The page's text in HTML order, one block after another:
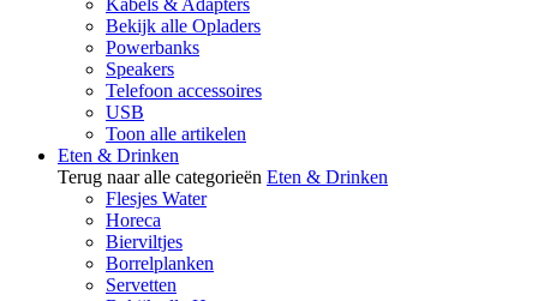
Kabels & Adapters
Bekijk alle Opladers
Powerbanks
Speakers
Telefoon accessoires
USB
Toon alle artikelen
Eten & Drinken
Terug naar alle categorieën Eten & Drinken
Flesjes Water
Horeca
Bierviltjes
Borrelplanken
Servetten